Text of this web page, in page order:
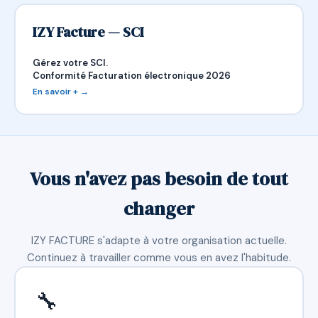
IZY Facture — SCI
Gérez votre SCI.
Conformité Facturation électronique 2026
En savoir + →
Vous n'avez pas besoin de tout
changer
IZY FACTURE s'adapte à votre organisation actuelle.
Continuez à travailler comme vous en avez l'habitude.
🔧